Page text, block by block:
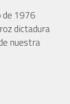
de 1976
dictadura
nuestra